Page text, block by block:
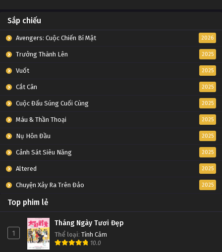
Sắp chiếu
Avengers: Cuộc Chiến Bí Mật 2026
Trưởng Thành Lên 2025
Vuốt 2025
Cắt Cân 2025
Cuộc Đấu Súng Cuối Cùng 2025
Máu & Thần Thoại 2025
Nụ Hôn Đầu 2025
Cảnh Sát Siêu Năng 2025
Altered 2025
Chuyện Xảy Ra Trên Đảo 2025
Top phim lẻ
1
Tháng Ngày Tươi Đẹp
Thể loại: Tình Cảm
10.0